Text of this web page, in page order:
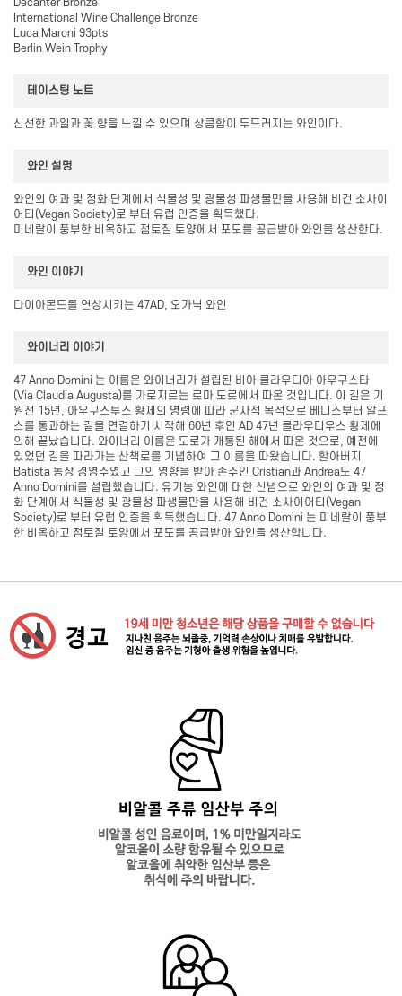
International Wine Challenge Bronze
Luca Maroni 93pts
Berlin Wein Trophy
테이스팅 노트
신선한 과일과 꽃 향을 느낄 수 있으며 상큼함이 두드러지는 와인이다.
와인 설명
와인의 여과 및 정화 단계에서 식물성 및 광물성 파생물만을 사용해 비건 소사이
어티(Vegan Society)로 부터 유럽 인증을 획득했다.
미네랄이 풍부한 비옥하고 점토질 토양에서 포도를 공급받아 와인을 생산한다.
와인 이야기
다이아몬드를 연상시키는 47AD, 오가닉 와인
와이너리 이야기
47 Anno Domini 는 이름은 와이너리가 설립된 비아 클라우디아 아우구스타
(Via Claudia Augusta)를 가로지르는 로마 도로에서 따온 것입니다. 이 길은 기
원전 15년, 아우구스투스 황제의 명령에 따라 군사적 목적으로 베니스부터 알프
스를 통과하는 길을 연결하기 시작해 60년 후인 AD 47년 클라우디우스 황제에
의해 끝났습니다. 와이너리 이름은 도로가 개통된 해에서 따온 것으로, 예전에
있었던 길을 따라가는 산책로를 기념하여 그 이름을 따왔습니다. 할아버지
Batista 농장 경영주였고 그의 영향을 받아 손주인 Cristian과 Andrea도 47
Anno Domini를 설립했습니다. 유기농 와인에 대한 신념으로 와인의 여과 및 정
화 단계에서 식물성 및 광물성 파생물만을 사용해 비건 소사이어티(Vegan
Society)로 부터 유럽 인증을 획득했습니다. 47 Anno Domini 는 미네랄이 풍부
한 비옥하고 점토질 토양에서 포도를 공급받아 와인을 생산합니다.